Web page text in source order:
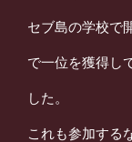
セブ島の学校で
で一位を獲得し
した。
これも参加する